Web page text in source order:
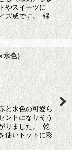
やスイーツに
ズ感です。 縁
×水色）
と水色の可愛ら
ントになりそう
りました。 乾
使いドットに彩